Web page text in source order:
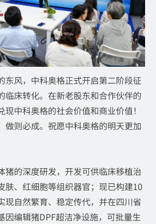
东风，中科奥格正式开启第二阶段征
临床转化。在新老股东和合作伙伴的
中科奥格的社会价值和商业价值！
做则必成。祝愿中科奥格的明天更加
猪的深度研发，开发可供临床移植治
肤、红细胞等组织器官；现已构建10
现自然繁育、稳定传代，并在四川省
因编辑猪DPF超洁净设施，可批量生